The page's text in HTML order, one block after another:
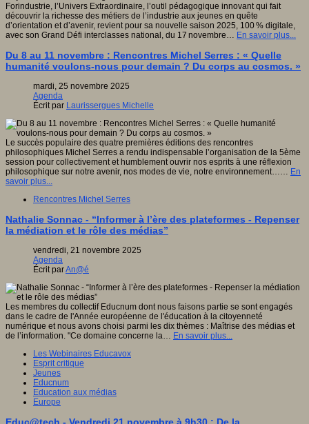
Forindustrie, l’Univers Extraordinaire, l’outil pédagogique innovant qui fait
découvrir la richesse des métiers de l’industrie aux jeunes en quête
d’orientation et d’avenir, revient pour sa nouvelle saison 2025, 100 % digitale,
avec son Grand Défi interclasses national, du 17 novembre… En savoir plus...
Du 8 au 11 novembre : Rencontres Michel Serres : « Quelle
humanité voulons-nous pour demain ? Du corps au cosmos. »
mardi, 25 novembre 2025
Agenda
Écrit par Laurissergues Michelle
Le succès populaire des quatre premières éditions des rencontres
philosophiques Michel Serres a rendu indispensable l’organisation de la 5ème
session pour collectivement et humblement ouvrir nos esprits à une réflexion
philosophique sur notre avenir, nos modes de vie, notre environnement…… En
savoir plus...
Rencontres Michel Serres
Nathalie Sonnac - “Informer à l’ère des plateformes - Repenser
la médiation et le rôle des médias”
vendredi, 21 novembre 2025
Agenda
Écrit parAn@é
Les membres du collectif Educnum dont nous faisons partie se sont engagés
dans le cadre de l'Année européenne de l'éducation à la citoyenneté
numérique et nous avons choisi parmi les dix thèmes : Maîtrise des médias et
de l’information. "Ce domaine concerne la… En savoir plus...
Les Webinaires Educavox
Esprit critique
Jeunes
Educnum
Education aux médias
Europe